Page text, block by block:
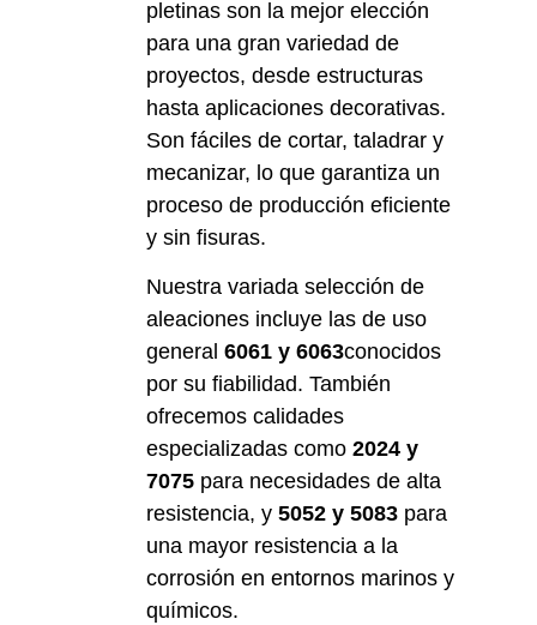
pletinas son la mejor elección
para una gran variedad de
proyectos, desde estructuras
hasta aplicaciones decorativas.
Son fáciles de cortar, taladrar y
mecanizar, lo que garantiza un
proceso de producción eficiente
y sin fisuras.
Nuestra variada selección de
aleaciones incluye las de uso
general6061 y 6063conocidos
por su fiabilidad. También
ofrecemos calidades
especializadas como2024 y
7075 para necesidades de alta
resistencia, y5052 y 5083 para
una mayor resistencia a la
corrosión en entornos marinos y
químicos.